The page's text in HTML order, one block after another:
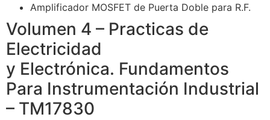
Amplificador MOSFET de Puerta Doble para R.F.
Volumen 4 – Practicas de
Electricidad
y Electrónica. Fundamentos
Para Instrumentación Industrial
– TM17830